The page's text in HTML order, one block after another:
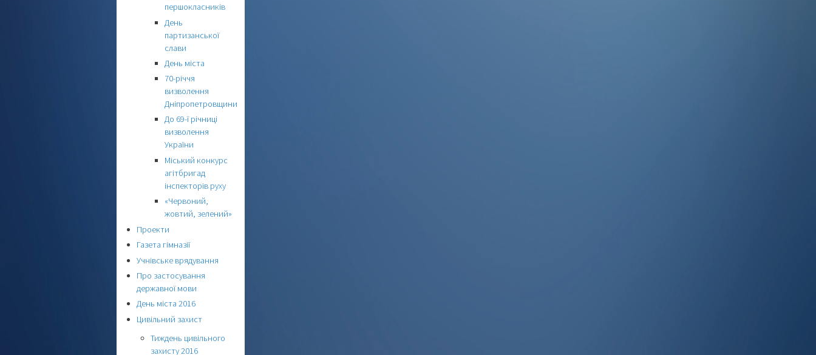
першокласників
День
партизанської
слави
День міста
70-річчя
визволення
Дніпропетровщини
До 69-ї річниці
визволення
України
Міський конкурс
агітбригад
інспекторів руху
«Червоний,
жовтий, зелений»
Проекти
Газета гімназії
Учнівське врядування
Про застосування
державної мови
День міста 2016
Цивільний захист
Тиждень цивільного
захисту 2016